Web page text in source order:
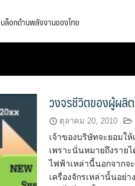
บล็อกด้านพลังงานของไทย
วงจรชีวิตของผู้ผลิ
ตุลาคม 20, 2010
เจ้าของบริษัทจะยอมใ
เพราะนั่นหมายถึงราย
ไฟฟ้าเหล่านี้นอกจากจ
เครื่องจักรเหล่านั้นอย่